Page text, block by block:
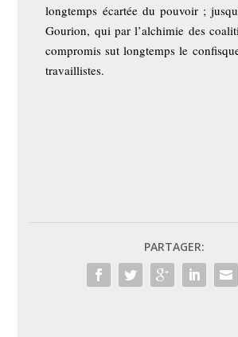
longtemps écartée du pouvoir ;
Gourion, qui par l’alchimie des
compromis sut longtemps le
travaillistes.
PARTAGER: